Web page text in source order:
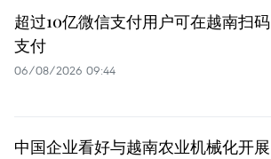
超过10亿微信支付用户可在越南扫码
支付
06/08/2026 09:44
中国企业看好与越南农业机械化开展